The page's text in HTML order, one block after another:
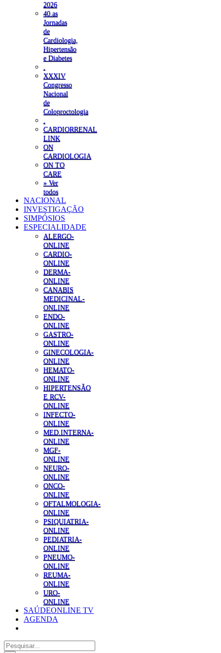
2026
40.as
Jornadas
de
Cardiologia,
Hipertensão
e Diabetes
XXXIV
Congresso
Nacional
de
Coloproctologia
CARDIORRENAL
LINK
ON
CARDIOLOGIA
ON TO
CARE
» Ver
todos
NACIONAL
INVESTIGAÇÃO
SIMPÓSIOS
ESPECIALIDADE
ALERGO-
ONLINE
CARDIO-
ONLINE
DERMA-
ONLINE
CANABIS
MEDICINAL-
ONLINE
ENDO-
ONLINE
GASTRO-
ONLINE
GINECOLOGIA-
ONLINE
HEMATO-
ONLINE
HIPERTENSÃO
E RCV-
ONLINE
INFECTO-
ONLINE
MED.INTERNA-
ONLINE
MGF-
ONLINE
NEURO-
ONLINE
ONCO-
ONLINE
OFTALMOLOGIA-
ONLINE
PSIQUIATRIA-
ONLINE
PEDIATRIA-
ONLINE
PNEUMO-
ONLINE
REUMA-
ONLINE
URO-
ONLINE
SAÚDEONLINE TV
AGENDA
Pesquisar